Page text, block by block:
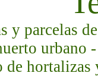
y parcelas
urbano
hortalizas